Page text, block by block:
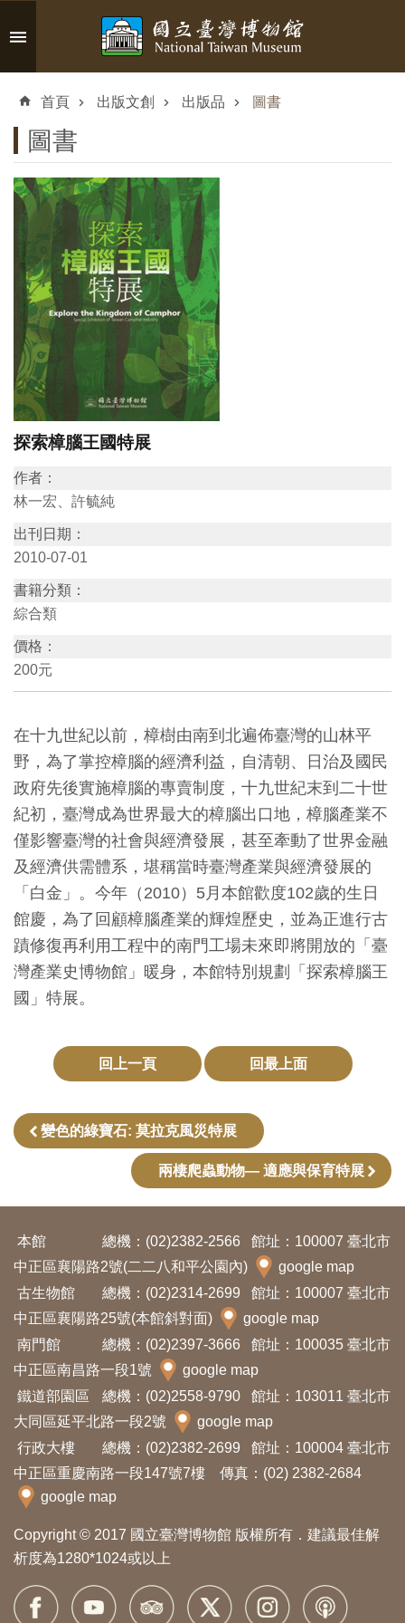
跳到主要內容區塊
搜
認
臺
博
參
觀
資
訊
展
覽
資
訊
教
育
活
動
出
版
文
創
典
藏
研
究
政
公
開
資
訊
隱
私
權
與
資
訊
安
宣
首頁 出版文創 出版品 圖書
圖書
探索樟腦王國特展
作者：
林一宏、許毓純
出刊日期：
2010-07-01
書籍分類：
綜合類
價格：
200元
在十九世紀以前，樟樹由南到北遍佈臺灣的山林平
野，為了掌控樟腦的經濟利益，自清朝、日治及國民
政府先後實施樟腦的專賣制度，十九世紀末到二十世
紀初，臺灣成為世界最大的樟腦出口地，樟腦產業不
僅影響臺灣的社會與經濟發展，甚至牽動了世界金融
及經濟供需體系，堪稱當時臺灣產業與經濟發展的
「白金」。今年（2010）5月本館歡度102歲的生日
館慶，為了回顧樟腦產業的輝煌歷史，並為正進行古
蹟修復再利用工程中的南門工場未來即將開放的「臺
灣產業史博物館」暖身，本館特別規劃「探索樟腦王
國」特展。
回上一頁 回最上面
變色的綠寶石: 莫拉克風災特展
兩棲爬蟲動物— 適應與保育特展
本館 總機：(02)2382-2566
館址：100007 臺北市
中正區襄陽路2號(二二八和平公園內)
google map
古生物館
總機：(02)2314-2699
館址：100007 臺北市
中正區襄陽路25號(本館斜對面)
google map
南門館
總機：(02)2397-3666
館址：100035 臺北市
中正區南昌路一段1號
google map
鐵道部園區
總機：(02)2558-9790
館址：103011 臺北市
大同區延平北路一段2號
google map
行政大樓
總機：(02)2382-2699
館址：100004 臺北市
中正區重慶南路一段147號7樓 傳真：(02) 2382-2684
google map
Copyright © 2017 國立臺灣博物館 版權所有．建議最佳解
析度為1280*1024或以上